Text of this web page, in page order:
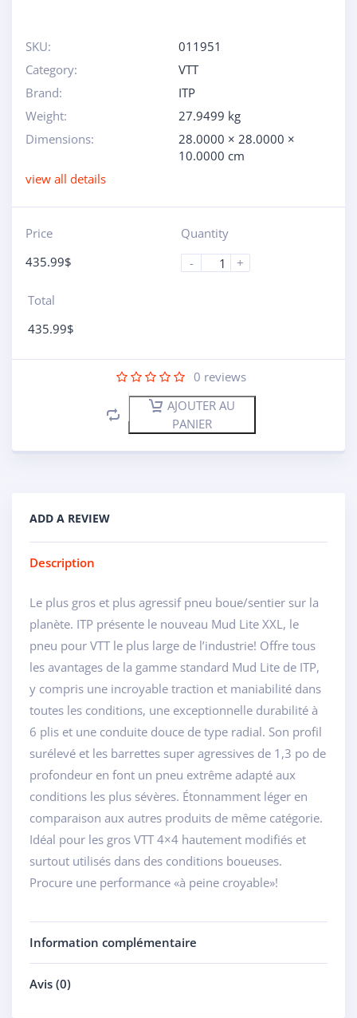
SKU:
011951
Category:
VTT
Brand:
ITP
Weight:
27.9499 kg
Dimensions:
28.0000 × 28.0000 ×
10.0000 cm
view all details
Price
435.99$
Quantity
-
+
Total
435.99$
0 reviews
AJOUTER AU
PANIER
ADD A REVIEW
Description
Le plus gros et plus agressif pneu boue/sentier sur la
planète. ITP présente le nouveau Mud Lite XXL, le
pneu pour VTT le plus large de l’industrie! Offre tous
les avantages de la gamme standard Mud Lite de ITP,
y compris une incroyable traction et maniabilité dans
toutes les conditions, une exceptionnelle durabilité à
6 plis et une conduite douce de type radial. Son profil
surélevé et les barrettes super agressives de 1,3 po de
profondeur en font un pneu extrême adapté aux
conditions les plus sévères. Étonnamment léger en
comparaison aux autres produits de même catégorie.
Idéal pour les gros VTT 4×4 hautement modifiés et
surtout utilisés dans des conditions boueuses.
Procure une performance «à peine croyable»!
Information complémentaire
Avis (0)